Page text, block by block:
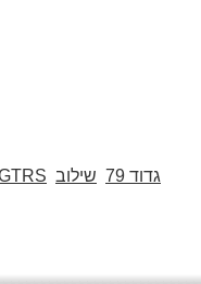
גדוד 79 שילוב